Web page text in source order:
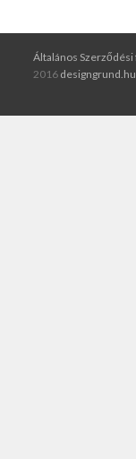
Általános
2016 designgrund.hu